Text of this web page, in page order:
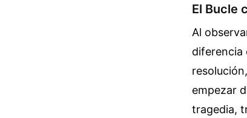
El Bucle
Al
diferencia
empezar
tragedia,